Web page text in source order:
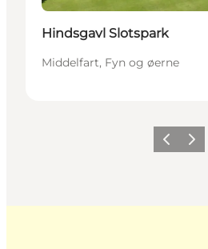
Hindsgavl Slotspark
Middelfart, Fyn og øerne
ForrigeNæste